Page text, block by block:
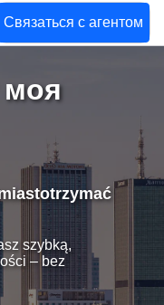
Связаться с агентом
моя
otrzymać
szybką,
– bez